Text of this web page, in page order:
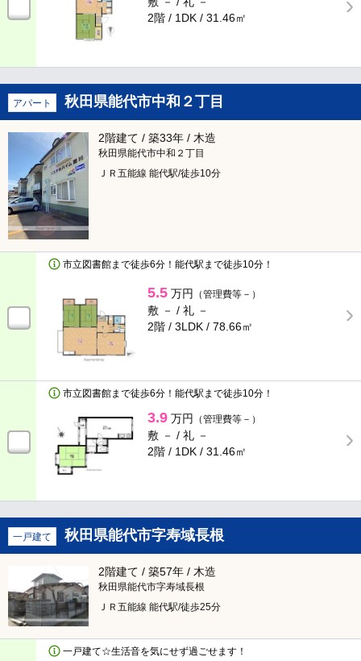
2階 / 1DK / 31.46㎡
アパート 秋田県能代市中和２丁目
2階建て / 築33年 / 木造
秋田県能代市中和２丁目
ＪＲ五能線 能代駅/徒歩10分
市立図書館まで徒歩6分！能代駅まで徒歩10分！
5.5 万円 （管理費等－）
敷 － / 礼 －
2階 / 3LDK / 78.66㎡
市立図書館まで徒歩6分！能代駅まで徒歩10分！
3.9 万円 （管理費等－）
敷 － / 礼 －
2階 / 1DK / 31.46㎡
一戸建て 秋田県能代市字寿域長根
2階建て / 築57年 / 木造
秋田県能代市字寿域長根
ＪＲ五能線 能代駅/徒歩25分
一戸建て☆生活音を気にせず過ごせます！
鉄骨鉄筋コンクリート造
木造 その他
コンセプト
リノベーション物件
日当たり良好
タイル貼り
タワーマンション
ペット相談可
楽器相談可 家賃カード決済可
事務所可 ルームシェア可
二人入居可 高齢者向け
特定優良賃貸住宅 マンスリー可
シェアハウス